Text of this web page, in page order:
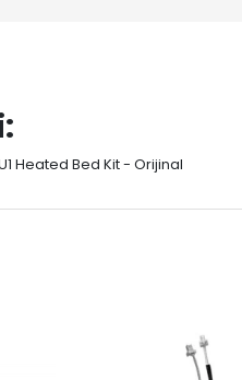
Heated Bed Kit - Orijinal